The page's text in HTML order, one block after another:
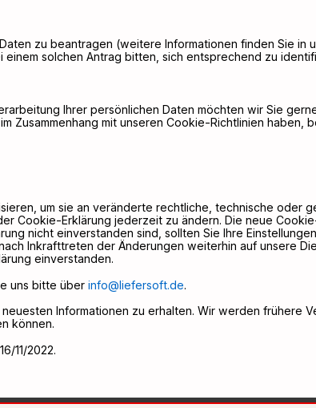
zu beantragen (weitere Informationen finden Sie in
einem solchen Antrag bitten, sich entsprechend zu
Ihrer persönlichen Daten möchten wir Sie
Zusammenhang mit unseren Cookie-Richtlinien haben,
um sie an veränderte rechtliche, technische oder
Cookie-Erklärung jederzeit zu ändern. Die neue
nicht einverstanden sind, sollten Sie Ihre
Inkrafttreten der Änderungen weiterhin auf unsere
einverstanden.
uns bitte über info@liefersoft.de.
Informationen zu erhalten. Wir werden frühere
können.
11/2022.